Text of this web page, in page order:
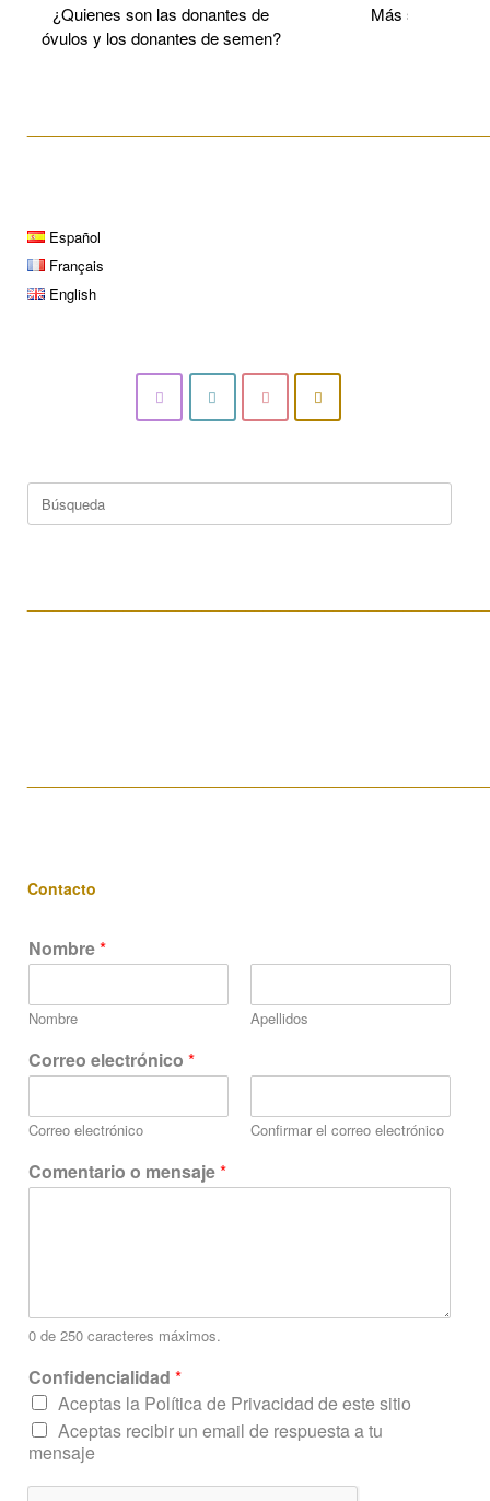
¿Quienes son las donantes de
óvulos y los donantes de semen?
Más sobre el
Español
Français
English
Contacto
Nombre*
Nombre Apellidos
o
C
n
f
d
l
i
a
d
C
o
m
e
Correo electrónico *
Correo electrónico Confirmar el correo electrónico
Comentario o mensaje*
0 de 250 caracteres máximos.
Confidencialidad *
Aceptas la Política de Privacidad de este sitio
Aceptas recibir un email de respuesta a tu
mensaje